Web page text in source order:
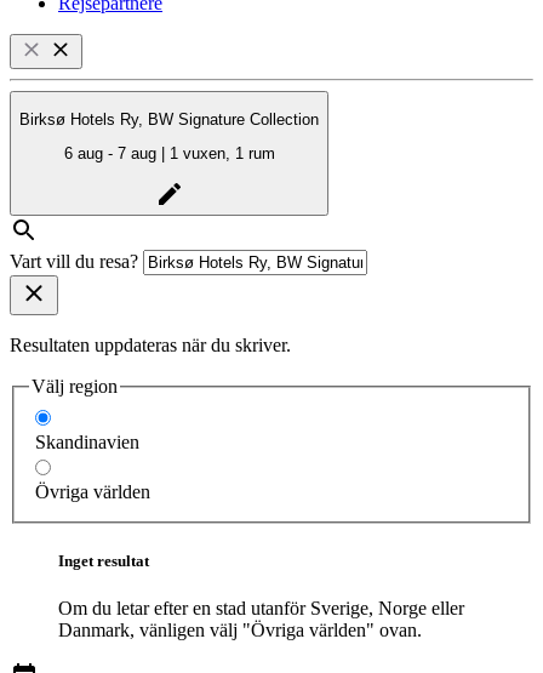
Birksø Hotels Ry, BW Signature Collection
6 aug - 7 aug | 1 vuxen, 1 rum
Vart vill du resa?
Resultaten uppdateras när du skriver.
Välj region
Skandinavien
Övriga världen
Inget resultat
Om du letar efter en stad utanför Sverige, Norge eller
Danmark, vänligen välj "Övriga världen" ovan.